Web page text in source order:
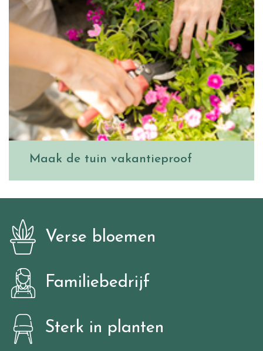
Maak de tuin vakantieproof
Verse bloemen
Familiebedrijf
Sterk in planten